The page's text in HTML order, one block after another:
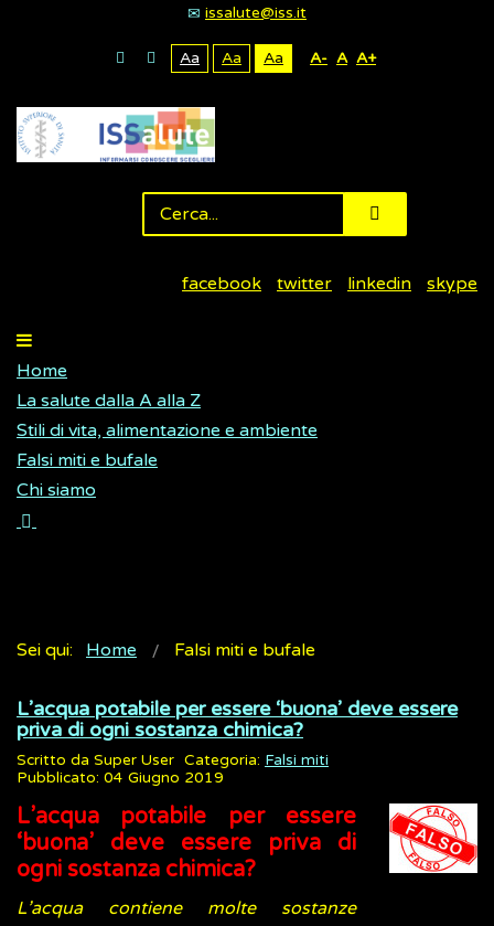
issalute@iss.it
Aa Aa Aa A- A A+
facebook twitter linkedin skype
Home
La salute dalla A alla Z
Stili di vita, alimentazione e ambiente
Falsi miti e bufale
Chi siamo
Sei qui: Home Falsi miti e bufale
L’acqua potabile per essere ‘buona’ deve essere
priva di ogni sostanza chimica?
Scritto da Super User Categoria: Falsi miti
Pubblicato: 04 Giugno 2019
L’acqua potabile per essere
‘buona’ deve essere priva di
ogni sostanza chimica?
L’acqua contiene molte sostanze